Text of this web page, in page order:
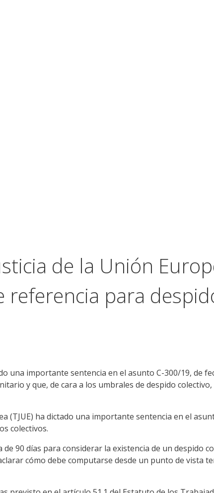
de la Unión
para
una importante sentencia en el asunto C-300/19, de
y que, de cara a los umbrales de despido
(TJUE) ha dictado una importante sentencia en el
colectivos.
90 días para considerar la existencia de un despido
cómo debe computarse desde un punto de